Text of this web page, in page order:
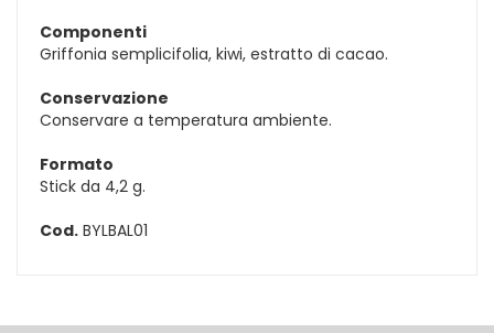
Componenti
Griffonia semplicifolia, kiwi, estratto di cacao.
Conservazione
Conservare a temperatura ambiente.
Formato
Stick da 4,2 g.
Cod. BYLBAL01